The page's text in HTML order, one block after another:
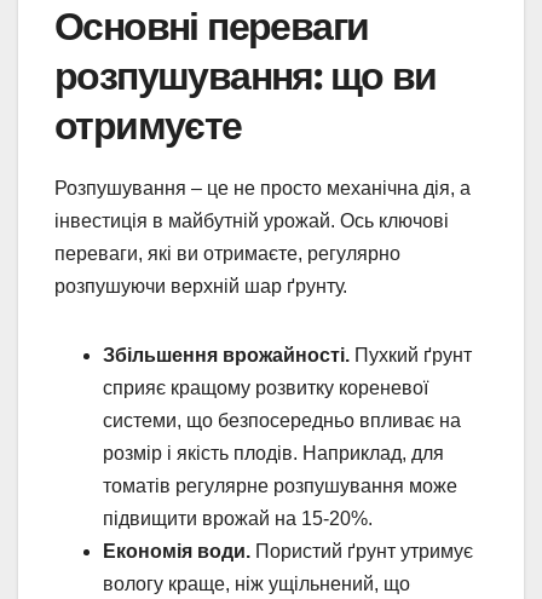
Основні переваги
розпушування: що ви
отримуєте
Розпушування – це не просто механічна дія, а
інвестиція в майбутній урожай. Ось ключові
переваги, які ви отримаєте, регулярно
розпушуючи верхній шар ґрунту.
Збільшення врожайності. Пухкий ґрунт
сприяє кращому розвитку кореневої
системи, що безпосередньо впливає на
розмір і якість плодів. Наприклад, для
томатів регулярне розпушування може
підвищити врожай на 15-20%.
Економія води. Пористий ґрунт утримує
вологу краще, ніж ущільнений, що